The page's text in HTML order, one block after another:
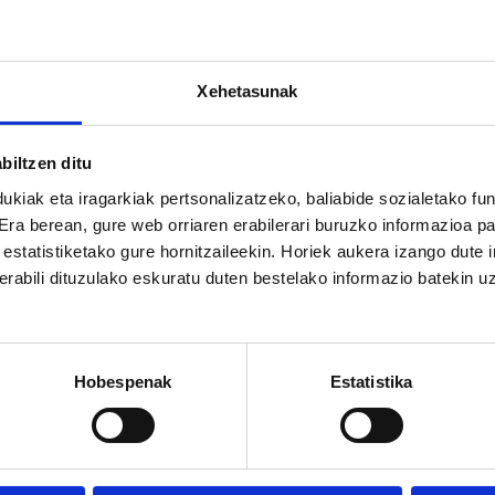
Xehetasunak
ditu
eta iragarkiak pertsonalizatzeko, baliabide sozialetako
berean, gure web orriaren erabilerari buruzko informazioa
gure hornitzaileekin. Horiek aukera izango dute
dituzulako eskuratu duten bestelako informazio batekin
Hobespenak Estatistika